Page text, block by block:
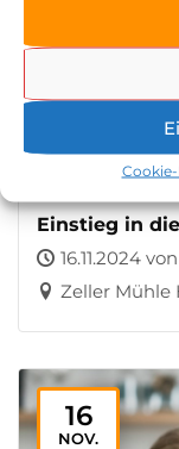
Einstieg in
16.11.2024
Zeller Mühle
16
NOV.